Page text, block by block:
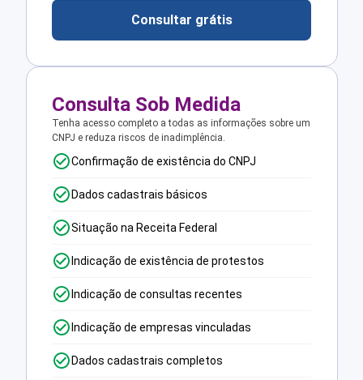
Consultar grátis
Consulta Sob Medida
Tenha acesso completo a todas as informações sobre um
CNPJ e reduza riscos de inadimplência.
Confirmação de existência do CNPJ
Dados cadastrais básicos
Situação na Receita Federal
Indicação de existência de protestos
Indicação de consultas recentes
Indicação de empresas vinculadas
Dados cadastrais completos